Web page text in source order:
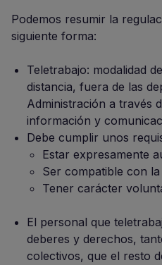
Podemos resumir la
siguiente forma:
Teletrabajo: modalidad
distancia, fuera de las
Administración a través
información y
Debe cumplir unos
Estar expresamente
Ser compatible con
Tener carácter
El personal que
deberes y derechos,
colectivos, que el resto